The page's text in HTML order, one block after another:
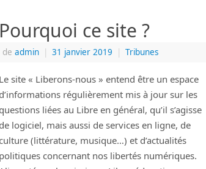
Pourquoi ce site ?
de admin | 31 janvier 2019 | Tribunes
Le site « Liberons-nous » entend être un espace
d’informations régulièrement mis à jour sur les
questions liées au Libre en général, qu’il s’agisse
de logiciel, mais aussi de services en ligne, de
culture (littérature, musique…) et d’actualités
politiques concernant nos libertés numériques.